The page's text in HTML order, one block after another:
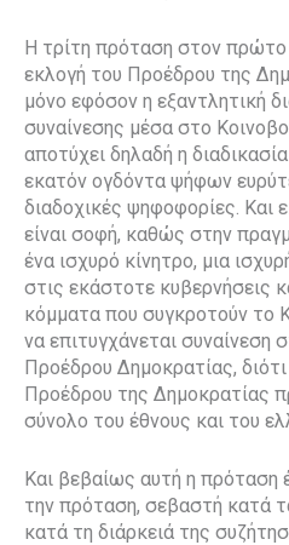
Η τρίτη πρόταση στον
εκλογή του Προέδρου της
μόνο εφόσον η εξαντλητική
συναίνεσης μέσα στο
αποτύχει δηλαδή η
εκατόν ογδόντα ψήφων
διαδοχικές ψηφοφορίες. Και
είναι σοφή, καθώς στην
ένα ισχυρό κίνητρο, μια
στις εκάστοτε κυβερνήσεις
κόμματα που συγκροτούν το
να επιτυγχάνεται
Προέδρου Δημοκρατίας,
Προέδρου της Δημοκρατίας
σύνολο του έθνους και του
Και βεβαίως αυτή η πρόταση
την πρόταση, σεβαστή κατά
κατά τη διάρκειά της